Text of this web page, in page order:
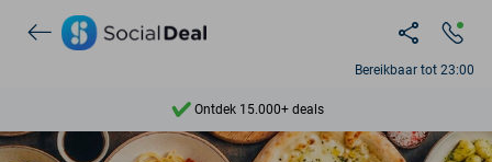
Bereikbaar tot 23:00
Ontdek 15.000+ deals
7 dagen per week beschikbaar